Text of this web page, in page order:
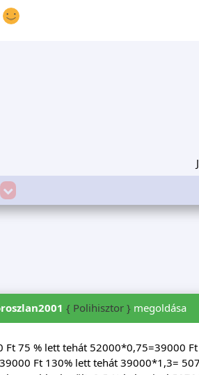
{ Polihisztor }megoldása
Ft 75 % lett tehát 52000*0,75=39000 Ft
Ft 130% lett tehát 39000*1,3=